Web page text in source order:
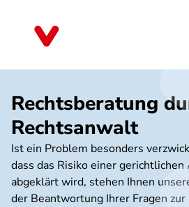
Rechtsberatung
Rechtsanwalt
Ist ein Problem besonders
dass das Risiko einer
abgeklärt wird, stehen Ihnen
der Beantwortung Ihrer Fragen zur